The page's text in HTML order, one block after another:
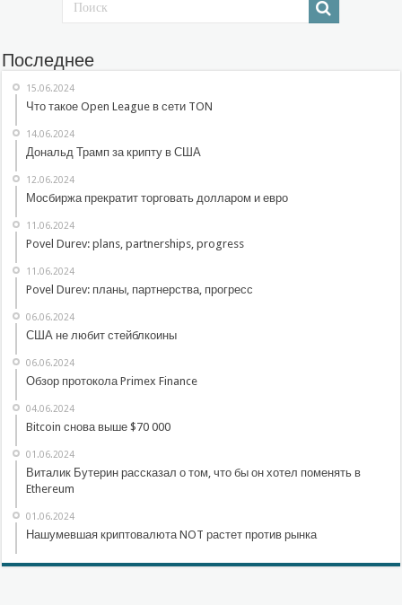
Последнее
15.06.2024
Что такое Open League в сети TON
14.06.2024
Дональд Трамп за крипту в США
12.06.2024
Мосбиржа прекратит торговать долларом и евро
11.06.2024
Povel Durev: plans, partnerships, progress
11.06.2024
Povel Durev: планы, партнерства, прогресс
06.06.2024
США не любит стейблкоины
06.06.2024
Обзор протокола Primex Finance
04.06.2024
Bitcoin снова выше $70 000
01.06.2024
Виталик Бутерин рассказал о том, что бы он хотел поменять в
Ethereum
01.06.2024
Нашумевшая криптовалюта NOT растет против рынка